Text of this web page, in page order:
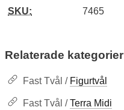
SKU: 7465
Relaterade kategorier
Fast Tvål / Figurtvål
Fast Tvål /Terra Midi